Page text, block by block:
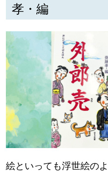
運営会社
情報提供・お問い合わせ
プライバシー
閉
孝・編
絵といっても浮世絵の